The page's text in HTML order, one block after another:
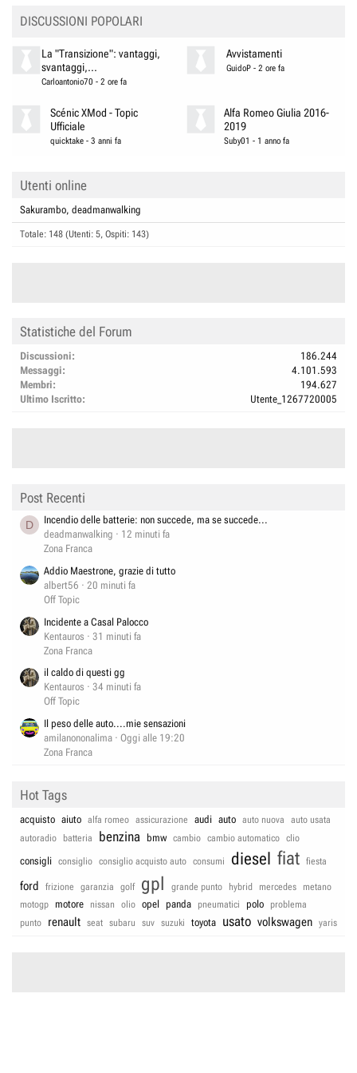
DISCUSSIONI POPOLARI
La "Transizione": vantaggi,
svantaggi,...
Carloantonio70 - 2 ore fa
Avvistamenti
GuidoP - 2 ore fa
Scénic XMod - Topic
Ufficiale
quicktake -3 anni fa
Alfa Romeo Giulia 2016-
2019
Suby01 - 1 anno fa
Utenti online
Sakurambo deadmanwalking
Totale: 148 (Utenti: 5, Ospiti: 143)
Statistiche del Forum
Discussioni
186.244
Messaggi
4.101.593
Membri
194.627
Ultimo Iscritto
Utente_1267720005
Post Recenti
D
Incendio delle batterie: non succede, ma se succede...
deadmanwalking
12 minuti fa
Zona Franca
Addio Maestrone, grazie di tutto
albert56
20 minuti fa
Off Topic
Incidente a Casal Palocco
Kentauros
31 minuti fa
Zona Franca
il caldo di questi gg
Kentauros
34 minuti fa
Off Topic
Il peso delle auto....mie sensazioni
amilanononalima
Oggi alle 19:20
Zona Franca
Hot Tags
acquisto aiuto alfa romeo assicurazione audi auto auto nuova
auto usata
autoradio
batteria benzina bmw cambio cambio automatico clio
consigli consiglio consiglio acquisto auto consumi diesel fiat fiesta
ford frizione garanzia golf gpl grande punto hybrid mercedes
metano
motogp
motore nissan olio opel panda pneumatici polo
problema
punto
renault seat subaru suv suzuki toyota usato volkswagen yaris